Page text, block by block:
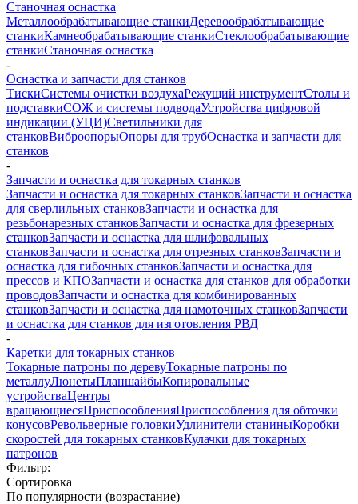
Станочная оснастка
Металлообрабатывающие станкиДеревообрабатывающие
станкиКамнеобрабатывающие станкиСтеклообрабатывающие
станкиСтаночная оснастка
-
Оснастка и запчасти для станков
ТискиСистемы очистки воздухаРежущий инструментСтолы и
подставкиСОЖ и системы подводаУстройства цифровой
индикации (УЦИ)Светильники для
станковВиброопорыОпоры для трубОснастка и запчасти для
станков
-
Запчасти и оснастка для токарных станков
Запчасти и оснастка для токарных станковЗапчасти и оснастка
для сверлильных станковЗапчасти и оснастка для
резьбонарезных станковЗапчасти и оснастка для фрезерных
станковЗапчасти и оснастка для шлифовальных
станковЗапчасти и оснастка для отрезных станковЗапчасти и
оснастка для гибочных станковЗапчасти и оснастка для
прессов и КПОЗапчасти и оснастка для станков для обработки
проводовЗапчасти и оснастка для комбинированных
станковЗапчасти и оснастка для намоточных станковЗапчасти
и оснастка для станков для изготовления РВД
-
Каретки для токарных станков
Токарные патроны по деревуТокарные патроны по
металлуЛюнетыПланшайбыКопировальные
устройстваЦентры
вращающиесяПриспособленияПриспособления для обточки
конусовРевольверные головкиУдлинители станиныКоробки
скоростей для токарных станковКулачки для токарных
патронов
Фильтр:
Сортировка
По популярности (возрастание)